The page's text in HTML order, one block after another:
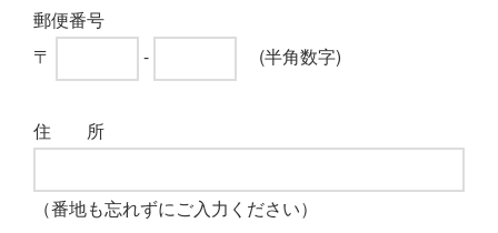
郵便番号
〒
- (半角数字)
住 所
（番地も忘れずにご入力ください）